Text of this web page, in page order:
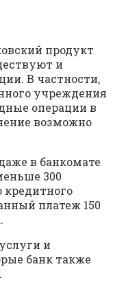
продукт
и
В частности,
учреждения
операции в
возможно
в банкомате
300
кредитного
платеж 150
и
банк также